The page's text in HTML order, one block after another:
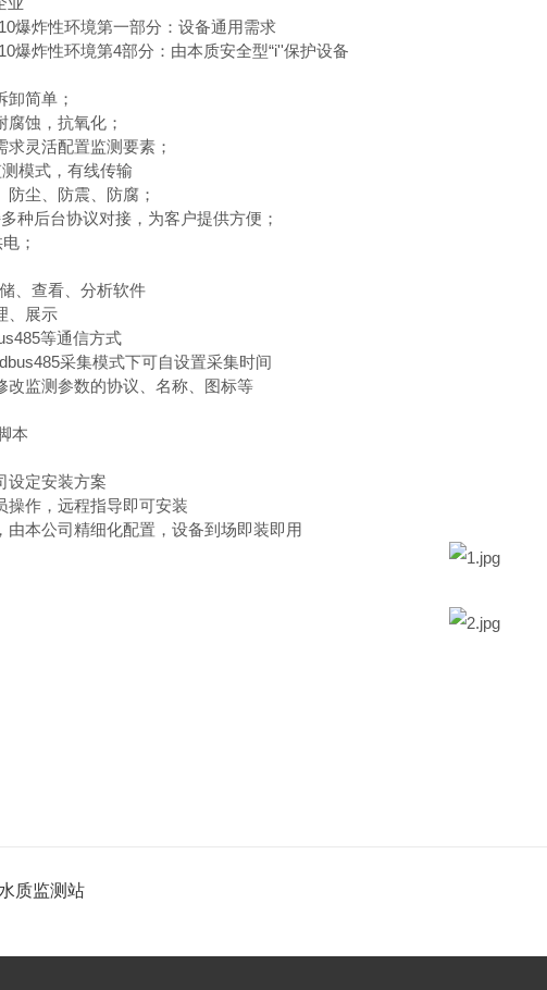
爆炸性环境第一部分：设备通用需求
爆炸性环境第4部分：由本质安全型“i''保护设备
简单；
蚀，抗氧化；
灵活配置监测要素；
模式，有线传输
尘、防震、防腐；
种后台协议对接，为客户提供方便；
；
、查看、分析软件
、展示
等通信方式
采集模式下可自设置采集时间
改监测参数的协议、名称、图标等
本
设定安装方案
操作，远程指导即可安装
由本公司精细化配置，设备到场即装即用
质监测站